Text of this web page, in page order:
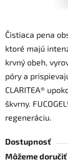
Čistiaca pena
ktoré majú
krvný obeh,
póry a
CLARITEA®
škvrny.
regeneráciu.
Dostupnosť
Môžeme doručiť